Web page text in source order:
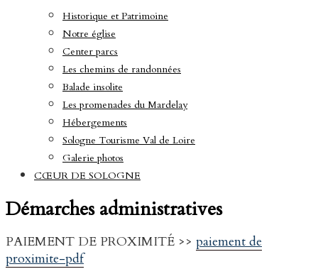
Historique et Patrimoine
Notre église
Center parcs
Les chemins de randonnées
Balade insolite
Les promenades du Mardelay
Hébergements
Sologne Tourisme Val de Loire
Galerie photos
CŒUR DE SOLOGNE
Démarches administratives
PAIEMENT DE PROXIMITÉ >> paiement de
proximite-pdf